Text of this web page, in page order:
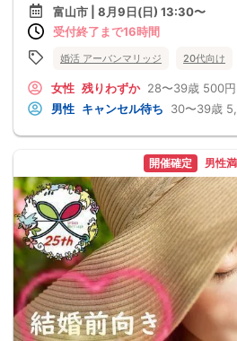
富山市 | 8月9日(日) 13:30〜
受付終了まで16時間
婚活 アーバンマリッジ 20代向け
女性 残りわずか 28〜39歳 500円
男性 キャンセル待ち 30〜39歳
開催確定 男性満